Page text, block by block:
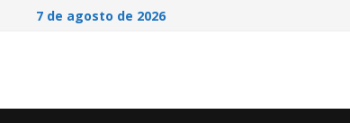
Saltar7 de agosto de 2026